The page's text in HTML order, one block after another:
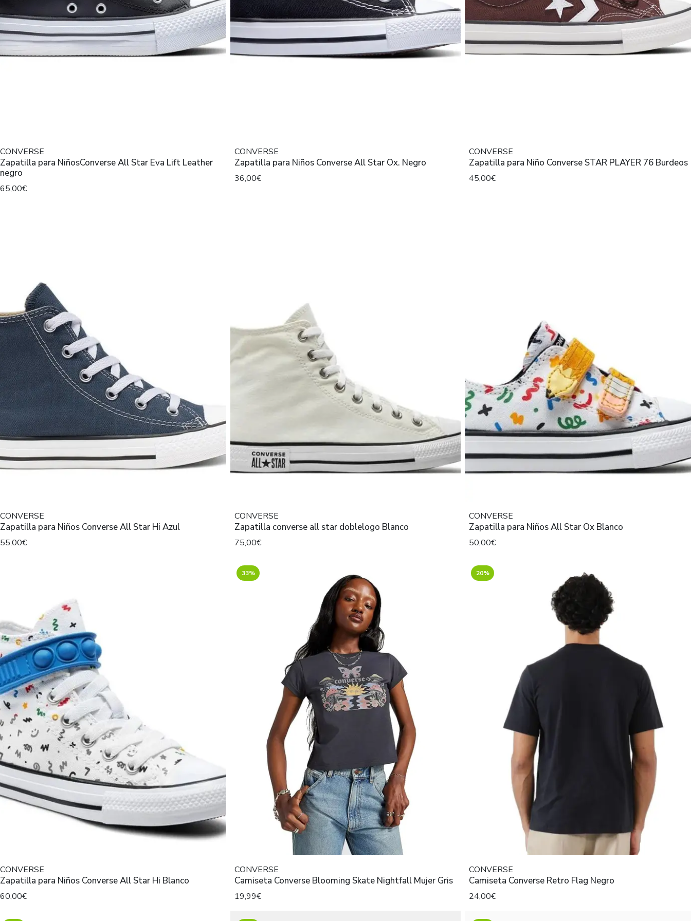
CONVERSE
Zapatilla para NiñosConverse All Star Eva Lift Leather
negro
65,00€
CONVERSE
Zapatilla para Niños Converse All Star Ox. Negro
36,00€
CONVERSE
Zapatilla para Niño Converse STAR PLAYER 76 Burdeos
45,00€
CONVERSE
Zapatilla para Niños Converse All Star Hi Azul
55,00€
CONVERSE
Zapatilla converse all star doblelogo Blanco
75,00€
CONVERSE
Zapatilla para Niños All Star Ox Blanco
50,00€
CONVERSE
Zapatilla para Niños Converse All Star Hi Blanco
60,00€
33%
CONVERSE
Camiseta Converse Blooming Skate Nightfall Mujer Gris
19,99€
20%
CONVERSE
Camiseta Converse Retro Flag Negro
24,00€